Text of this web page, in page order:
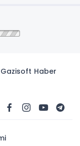
Haber